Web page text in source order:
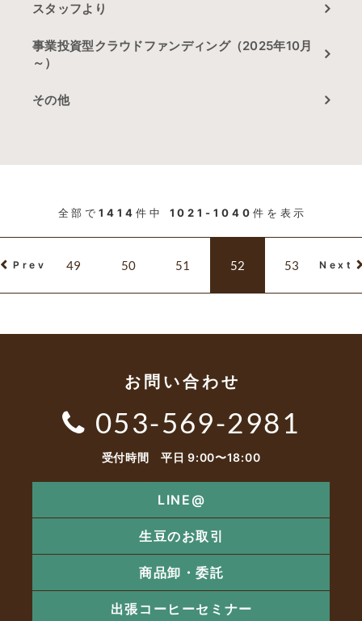
スタッフより
事業投資型クラウドファンディング（2025年10月
～）
その他
全部で1414 件中 1021-1040 件を表示
Prev 49 50 51 52 53 Next
お問い合わせ
053-569-2981
受付時間 平日 9:00〜18:00
LINE@
生豆のお取引
商品卸・委託
出張コーヒーセミナー